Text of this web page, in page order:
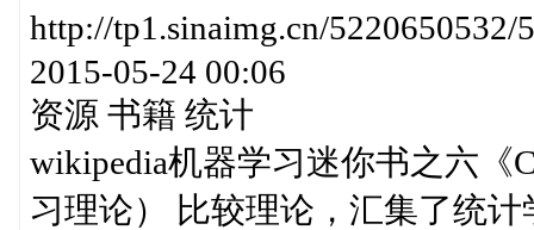
http://tp1.sinaimg.cn/
2015-05-24 00:06
资源 书籍 统计
wikipedia机器学习迷你书之六《
习理论） 比较理论，汇集了统